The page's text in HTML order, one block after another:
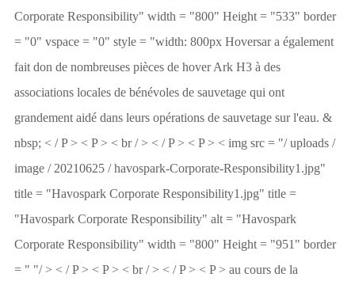
Corporate Responsibility" width = "800" Height = "533" border
= "0" vspace = "0" style = "width: 800px Hoversar a également
fait don de nombreuses pièces de hover Ark H3 à des
associations locales de bénévoles de sauvetage qui ont
grandement aidé dans leurs opérations de sauvetage sur l'eau. &
nbsp; < / P > < P > < br / > < / P > < P > < img src = "/ uploads /
image / 20210625 / havospark-Corporate-Responsibility1.jpg"
title = "Havospark Corporate Responsibility1.jpg" title =
"Havospark Corporate Responsibility" alt = "Havospark
Corporate Responsibility" width = "800" Height = "951" border
= " "/ > < / P > < P > < br / > < / P > < P > au cours de la